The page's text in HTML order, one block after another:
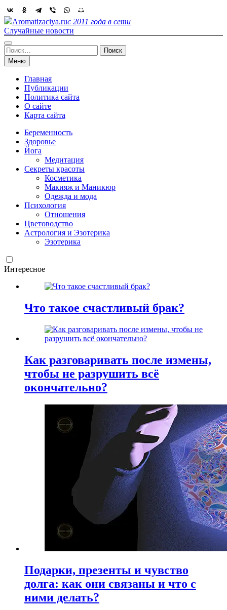
Skip
to
content
Aromatizaciya.ruс 2011 года в сети
Случайные новости
Найти:
Меню
Главная
Публикации
Политика сайта
О сайте
Карта сайта
Беременность
Здоровье
Йога
Медитация
Секреты красоты
Косметика
Макияж и Маникюр
Одежда и мода
Психология
Отношения
Цветоводство
Астрология и Эзотерика
Эзотерика
Интересное
Что такое счастливый брак?
Как разговаривать после измены,
чтобы не разрушить всё
окончательно?
Подарки, презенты и чувство
долга: как они связаны и что с
ними делать?